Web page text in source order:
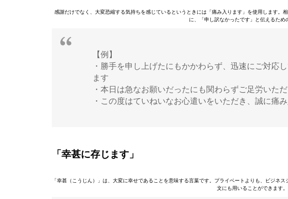
感謝だけでなく、大変恐縮する気持ちを感じているというときには「痛み入ります」を使用します。
に、「申し訳なかったです」と伝えるため
【例】
・勝手を申し上げたにもかかわらず、迅速にご対応
ます
・本日は急なお願いだったにも関わらずご足労いた
・この度はていねいなお心遣いをいただき、誠に痛
「幸甚に存じます」
「幸甚（こうじん）」は、大変に幸せであることを意味する言葉です。プライベートよりも、ビジネ
文にも用いることができます。